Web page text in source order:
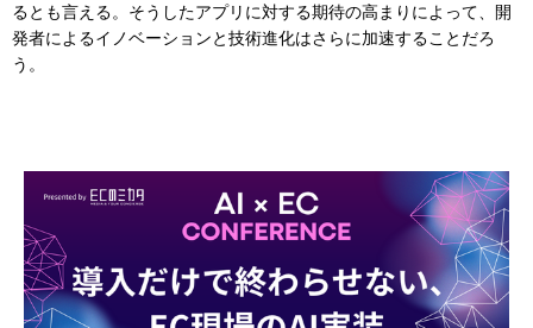
るとも言える。そうしたアプリに対する期待の高まりによって、開
発者によるイノベーションと技術進化はさらに加速することだろ
う。